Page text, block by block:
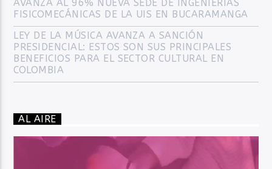
AVANZA AL 96% NUEVA SEDE DE INGENIERÍAS
FISICOMECÁNICAS DE LA UIS EN BUCARAMANGA
LEY DE LA MÚSICA AVANZA A SANCIÓN
PRESIDENCIAL: ESTOS SON SUS PRINCIPALES
BENEFICIOS PARA EL SECTOR CULTURAL EN
COLOMBIA
AL AIRE